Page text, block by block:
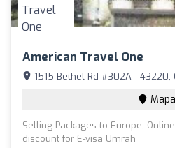
American Travel One
1515 Bethel Rd #302A - 43220,
Mapa
Selling Packages to Europe,
discount for E-visa Umrah